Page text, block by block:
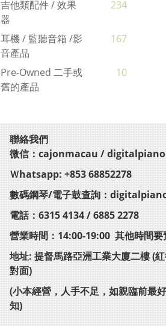
吉他類配件 / 效果
器
234
耳機 / 監聽音箱 /影
音產品
167
Pre-Owned 二手或
舊的產品
10
聯絡我們
微信：cajonmacau / digitalpiano
Ｗhatsapp: +853 68852278
數碼鋼琴/電子鼓查詢：
電話：6315 4134 / 6885 2278
營業時間：14:00-19:00 其他時間要
地址: 提督馬路亞洲工業大廈二樓 (
對面)
(小本經營，人手不足，如親臨前最
知)